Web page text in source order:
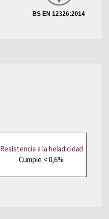
BS EN 12326:2014
Resistencia a la heladicidad
Cumple < 0,6%